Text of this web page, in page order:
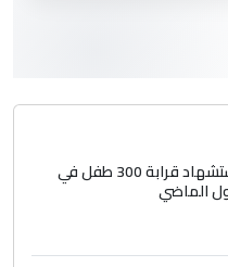
ومن اصول عريقة
صدام حسين سل
4
اليونيسف توثق استشهاد قرابة 300 طفل في
الماضي